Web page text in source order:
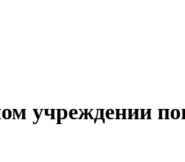
учреждении